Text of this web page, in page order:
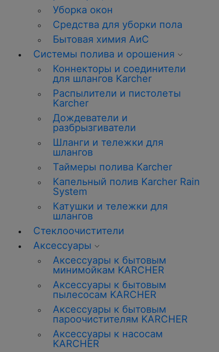
Уборка окон
Средства для уборки пола
Бытовая химия АиС
Системы полива и орошения
Коннекторы и соединители
для шлангов Karcher
Распылители и пистолеты
Karcher
Дождеватели и
разбрызгиватели
Шланги и тележки для
шлангов
Таймеры полива Karcher
Капельный полив Karcher Rain
System
Катушки и тележки для
шлангов
Стеклоочистители
Аксессуары
Аксессуары к бытовым
минимойкам KARCHER
Аксессуары к бытовым
пылесосам KARCHER
Аксессуары к бытовым
пароочистителям KARCHER
Аксессуары к насосам
KARCHER